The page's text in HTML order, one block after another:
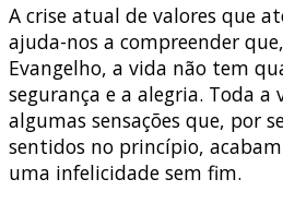
A crise atual de valores que
ajuda-nos a compreender
Evangelho, a vida não tem
segurança e a alegria. Toda a
algumas sensações que, por
sentidos no princípio,
uma infelicidade sem fim.